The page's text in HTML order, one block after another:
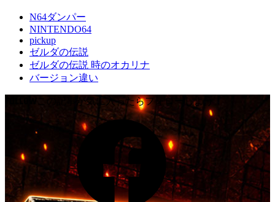
N64ダンパー
NINTENDO64
pickup
ゼルダの伝説
ゼルダの伝説 時のオカリナ
バージョン違い